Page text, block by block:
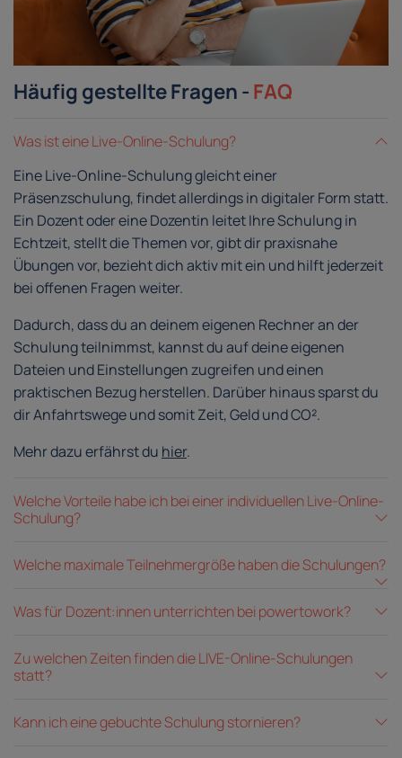
Häufig gestellte Fragen -FAQ
Was ist eine Live-Online-Schulung?
Eine Live-Online-Schulung gleicht einer
Präsenzschulung, findet allerdings in digitaler Form statt.
Ein Dozent oder eine Dozentin leitet Ihre Schulung in
Echtzeit, stellt die Themen vor, gibt dir praxisnahe
Übungen vor, bezieht dich aktiv mit ein und hilft jederzeit
bei offenen Fragen weiter.
Dadurch, dass du an deinem eigenen Rechner an der
Schulung teilnimmst, kannst du auf deine eigenen
Dateien und Einstellungen zugreifen und einen
praktischen Bezug herstellen. Darüber hinaus sparst du
dir Anfahrtswege und somit Zeit, Geld und CO².
Mehr dazu erfährst du hier.
Welche Vorteile habe ich bei einer individuellen Live-Online-
Schulung?
Welche maximale Teilnehmergröße haben die Schulungen?
Was für Dozent:innen unterrichten bei powertowork?
Zu welchen Zeiten finden die LIVE-Online-Schulungen
statt?
Kann ich eine gebuchte Schulung stornieren?